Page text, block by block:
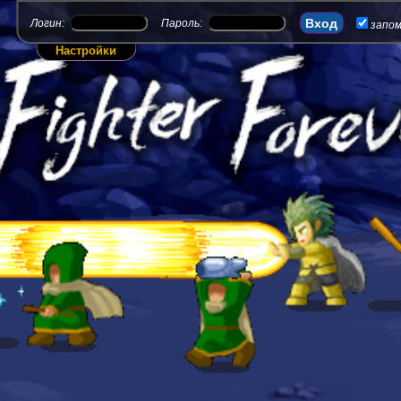
Логин: Пароль:
Настройки